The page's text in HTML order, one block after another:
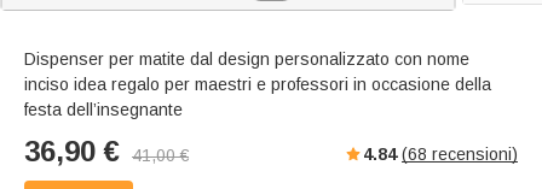
Dispenser per matite dal design personalizzato con nome
inciso idea regalo per maestri e professori in occasione della
festa dell’insegnante
36,90 € 41,00€ 4.84 (68 recensioni)